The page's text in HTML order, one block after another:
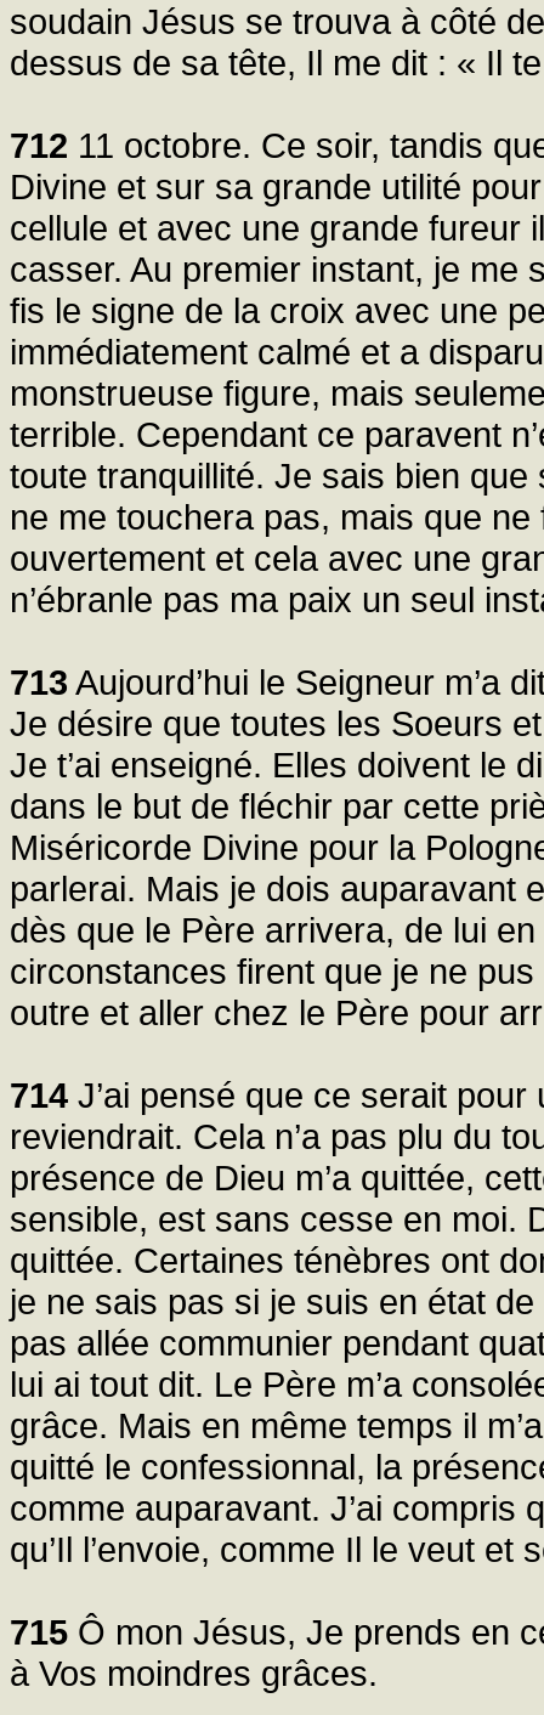
soudain Jésus se trouva à côté
dessus de sa tête, Il me dit : « Il
712 11 octobre. Ce soir, tandis
Divine et sur sa grande utilité
cellule et avec une grande fureur
casser. Au premier instant, je me
fis le signe de la croix avec une
immédiatement calmé et a
monstrueuse figure, mais
terrible. Cependant ce paravent
toute tranquillité. Je sais bien
ne me touchera pas, mais que
ouvertement et cela avec une
n’ébranle pas ma paix un seul
713 Aujourd’hui le Seigneur m’a
Je désire que toutes les Soeurs
Je t’ai enseigné. Elles doivent le
dans le but de fléchir par cette
Miséricorde Divine pour la
parlerai. Mais je dois auparavant
dès que le Père arrivera, de lui
circonstances firent que je ne
outre et aller chez le Père pour
714 J’ai pensé que ce serait
reviendrait. Cela n’a pas plu du
présence de Dieu m’a quittée,
sensible, est sans cesse en moi.
quittée. Certaines ténèbres ont
je ne sais pas si je suis en état
pas allée communier pendant
lui ai tout dit. Le Père m’a
grâce. Mais en même temps il
quitté le confessionnal, la
comme auparavant. J’ai compris
qu’Il l’envoie, comme Il le veut et
715 Ô mon Jésus, Je prends en
à Vos moindres grâces.